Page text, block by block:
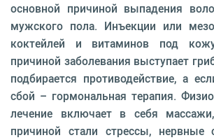
основной причиной выпадения
мужского пола. Инъекции или
коктейлей и витаминов под
причиной заболевания выступает
подбирается противодействие, а
сбой – гормональная терапия.
лечение включает в себя
причиной стали стрессы,